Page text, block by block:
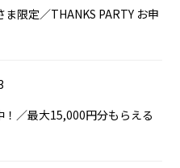
限定／THANKS PARTY お申
／最大15,000円分もらえる